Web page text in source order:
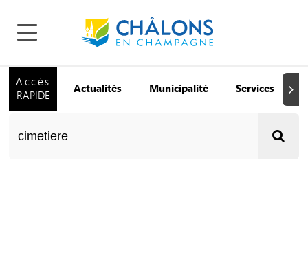
Accès
RAPIDE
Actualités Municipalité Services